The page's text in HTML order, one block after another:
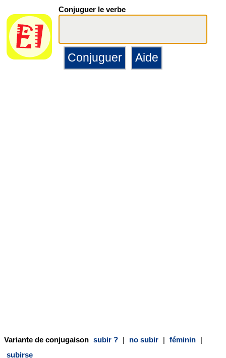
Conjuguer le verbe
Variante de conjugaison subir ? | no subir | féminin |
subirse